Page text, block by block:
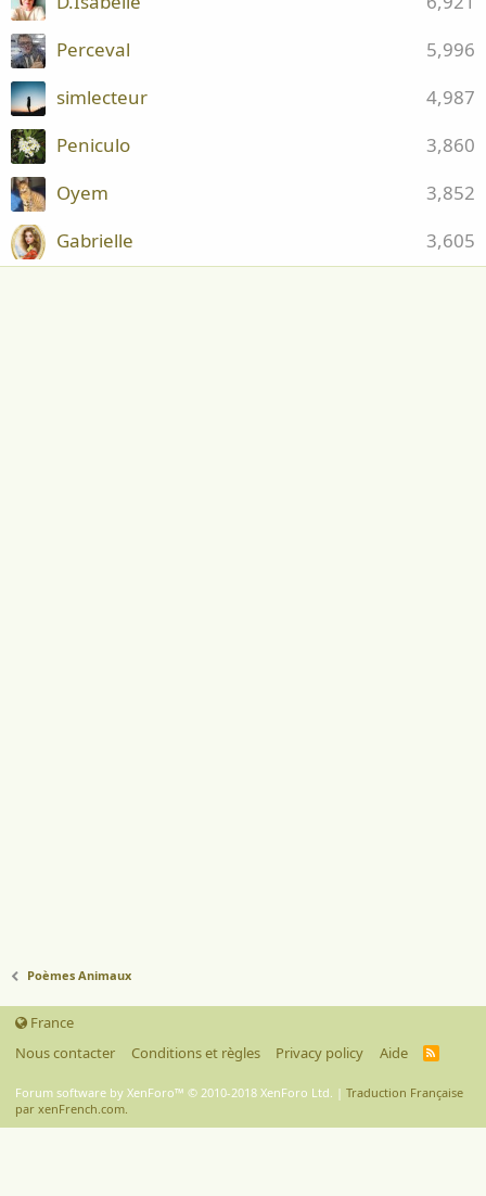
5,996
Perceval
4,987
simlecteur
3,860
Peniculo
3,852
Oyem
3,605
Gabrielle
Poèmes Animaux
France
Nous contacter
Conditions et règles Privacy policy Aide
R
S
Forum software by XenForo™ © 2010-2018 XenForo Ltd. | Traduction Française
par xenFrench.com.